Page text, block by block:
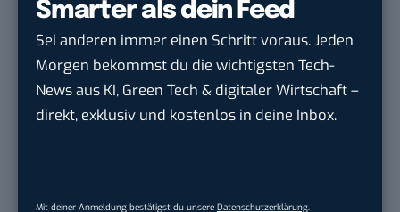
Smarter als dein Feed
Sei anderen immer einen Schritt voraus. Jeden
Morgen bekommst du die wichtigsten Tech-
News aus KI, Green Tech & digitaler Wirtschaft –
direkt, exklusiv und kostenlos in deine Inbox.
Mit deiner Anmeldung bestätigst du unsere Datenschutzerklärung.
Ferdinand Bilstein GmbH & Co. KG
Ennepetal
Endpoint Security Engineer – OT (f/m/x)
ZEISSinOberkochen (Baden-Württemberg),